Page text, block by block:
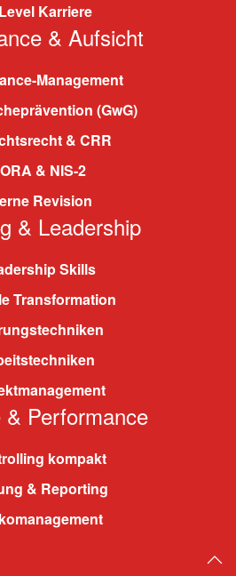
Karriere
& Aufsicht
Management
(GwG)
& CRR
& NIS-2
Revision
& Leadership
Skills
Transformation
& Performance
kompakt
& Reporting